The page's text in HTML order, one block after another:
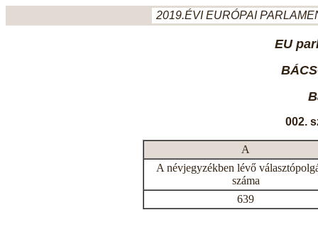
2019.ÉVI EURÓPAI
EU
002.
A
A névjegyzékben lévő
száma
639